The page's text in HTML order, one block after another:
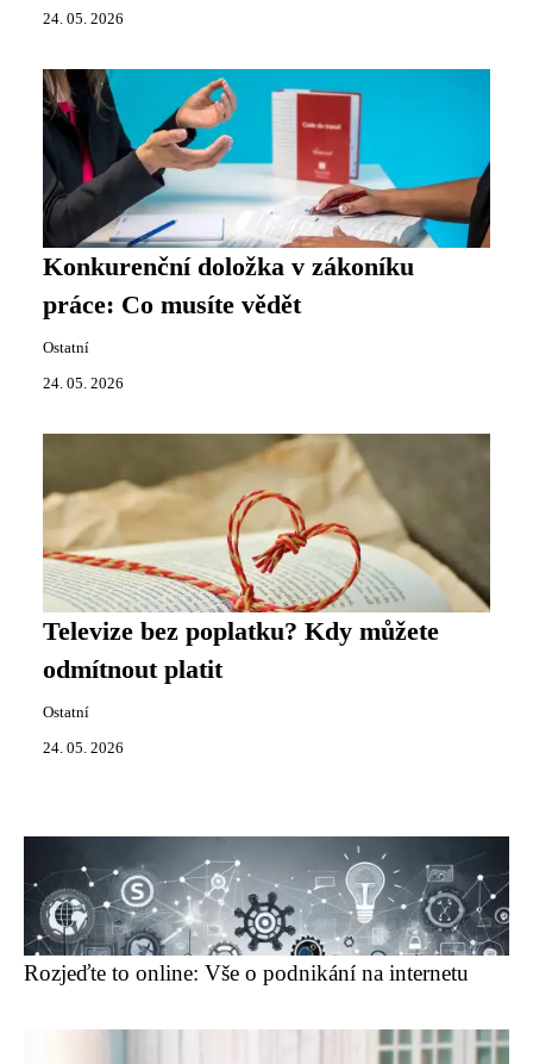
24. 05. 2026
Konkurenční doložka v zákoníku
práce: Co musíte vědět
Ostatní
24. 05. 2026
Televize bez poplatku? Kdy můžete
odmítnout platit
Ostatní
24. 05. 2026
Rozjeďte to online: Vše o podnikání na internetu